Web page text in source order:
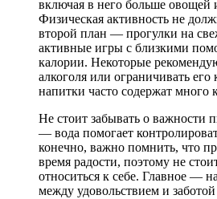
включая в него больше овощей
Физическая активность не
второй план — прогулки на
активные игры с близкими
калории. Некоторые
алкоголя или ограничивать его
напитки часто содержат много
Не стоит забывать о важности
— вода помогает
конечно, важно помнить, что
время радости, поэтому не
относиться к себе. Главное —
между удовольствием и заботой